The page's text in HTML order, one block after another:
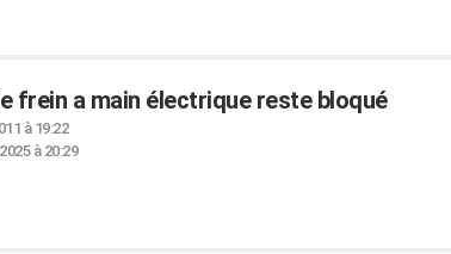
frein a main électrique reste bloqué
à 19:22
à 20:29